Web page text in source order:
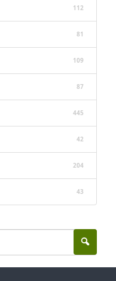
112
81
109
87
445
42
204
43